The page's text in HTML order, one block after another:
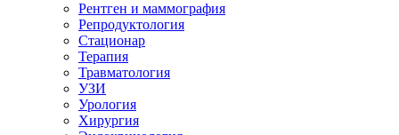
Рентген и маммография
Репродуктология
Стационар
Терапия
Травматология
УЗИ
Урология
Хирургия